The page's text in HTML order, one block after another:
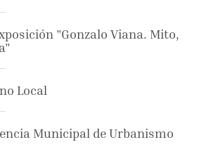
"Gonzalo Viana. Mito,
Local
Municipal de Urbanismo